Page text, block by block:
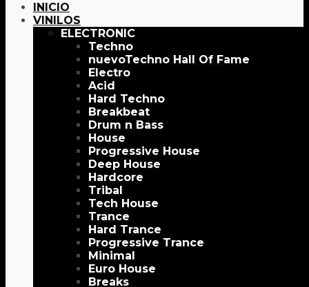
INICIO
VINILOS
ELECTRONIC
Techno
Techno Hall Of Fame
Electro
Acid
Hard Techno
Breakbeat
Drum n Bass
House
Progressive House
Deep House
Hardcore
Tribal
Tech House
Trance
Hard Trance
Progressive Trance
Minimal
Euro House
Breaks